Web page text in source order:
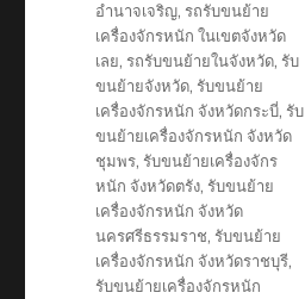
อำนาจเจริญ,รถรับขนย้าย
เครื่องจักรหนัก ในเขตจังหวัด
เลย,รถรับขนย้ายในจังหวัด,รับ
ขนย้ายจังหวัด,รับขนย้าย
เครื่องจักรหนัก จังหวัดกระบี่,รับ
ขนย้ายเครื่องจักรหนัก จังหวัด
ชุมพร,รับขนย้ายเครื่องจักร
หนัก จังหวัดตรัง,รับขนย้าย
เครื่องจักรหนัก จังหวัด
นครศรีธรรมราช,รับขนย้าย
เครื่องจักรหนัก จังหวัดราชบุรี,
รับขนย้ายเครื่องจักรหนัก